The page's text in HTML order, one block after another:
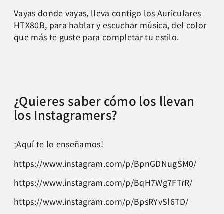
Vayas donde vayas, lleva contigo los Auriculares
HTX80B, para hablar y escuchar música, del color
que más te guste para completar tu estilo.
¿Quieres saber cómo los llevan
los Instagramers?
¡Aquí te lo enseñamos!
https://www.instagram.com/p/BpnGDNugSM0/
https://www.instagram.com/p/BqH7Wg7FTrR/
https://www.instagram.com/p/BpsRYvSl6TD/